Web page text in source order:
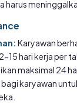
harus
Karyawan
15 hari kerja per
maksimal 24
karyawan